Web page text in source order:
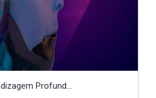
Profund...